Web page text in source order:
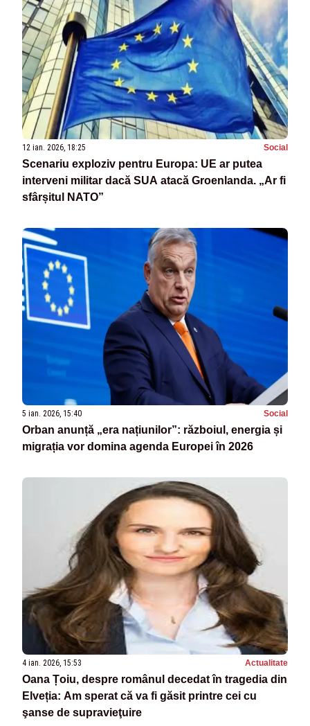
12 ian. 2026, 18:25 Social
Scenariu exploziv pentru Europa: UE ar putea
interveni militar dacă SUA atacă Groenlanda. „Ar fi
sfârșitul NATO”
5 ian. 2026, 15:40 Social
Orban anunță „era națiunilor”: războiul, energia și
migrația vor domina agenda Europei în 2026
4 ian. 2026, 15:53 Actualitate
Oana Țoiu, despre românul decedat în tragedia din
Elveția: Am sperat că va fi găsit printre cei cu
şanse de supravieţuire